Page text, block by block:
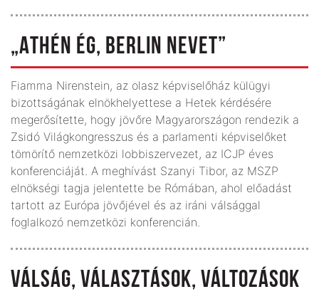
„ATHÉN ÉG, BERLIN NEVET”
Fiamma Nirenstein, az olasz képviselőház külügyi
bizottságának elnökhelyettese a Hetek kérdésére
megerősítette, hogy jövőre Magyarországon rendezik a
Zsidó Világkongresszus és a parlamenti képviselőket
tömörítő nemzetközi lobbiszervezet, az ICJP éves
konferenciáját. A meghívást Szanyi Tibor, az MSZP
elnökségi tagja jelentette be Rómában, ahol előadást
tartott az Európa jövőjével és az iráni válsággal
foglalkozó nemzetközi konferencián.
VÁLSÁG, VÁLASZTÁSOK, VÁLTOZÁSOK